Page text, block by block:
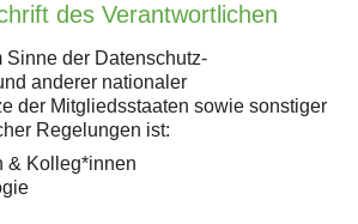
des Verantwortlichen
Sinne der Datenschutz-
anderer nationaler
der Mitgliedsstaaten sowie sonstiger
Regelungen ist:
& Kolleg*innen